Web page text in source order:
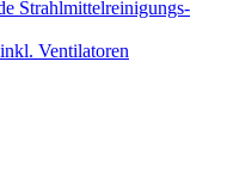
Strahlmittelreinigungs-
Ventilatoren